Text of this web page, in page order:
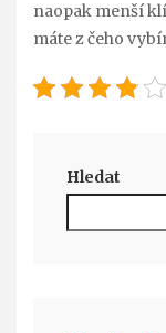
naopak menší
máte z čeho
Hledat